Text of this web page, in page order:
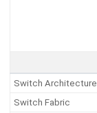
Switch Architecture
Switch Fabric